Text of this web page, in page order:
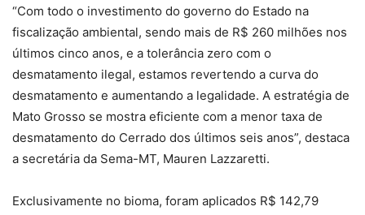
“Com todo o investimento do governo do Estado na
fiscalização ambiental, sendo mais de R$ 260 milhões nos
últimos cinco anos, e a tolerância zero com o
desmatamento ilegal, estamos revertendo a curva do
desmatamento e aumentando a legalidade. A estratégia de
Mato Grosso se mostra eficiente com a menor taxa de
desmatamento do Cerrado dos últimos seis anos”, destaca
a secretária da Sema-MT, Mauren Lazzaretti.
Exclusivamente no bioma, foram aplicados R$ 142,79